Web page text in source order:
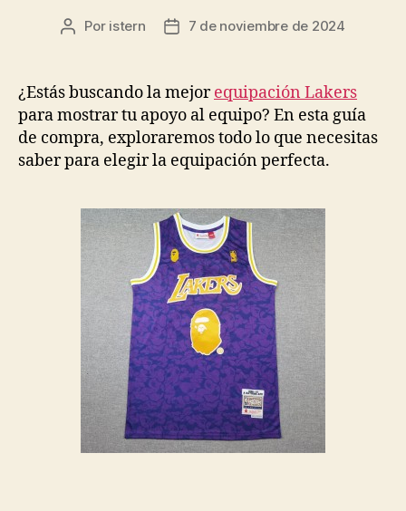
Autor
entrada
Por istern
Fecha
entrada
7 de noviembre de 2024
¿Estás buscando la mejorequipación Lakers
para mostrar tu apoyo al equipo? En esta guía
de compra, exploraremos todo lo que necesitas
saber para elegir la equipación perfecta.